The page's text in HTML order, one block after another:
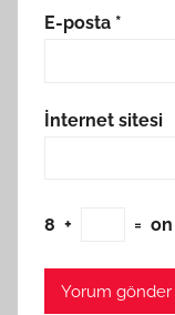
E-posta *
İnternet sitesi
8 + = on